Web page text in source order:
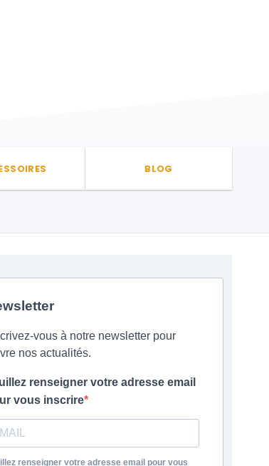
BLOG
vous à notre newsletter pour
nos actualités.
renseigner votre adresse email
vous inscrire
renseigner votre adresse email pour vous